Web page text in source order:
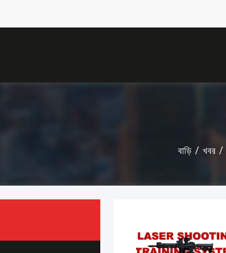
বাড়ি / খবর /